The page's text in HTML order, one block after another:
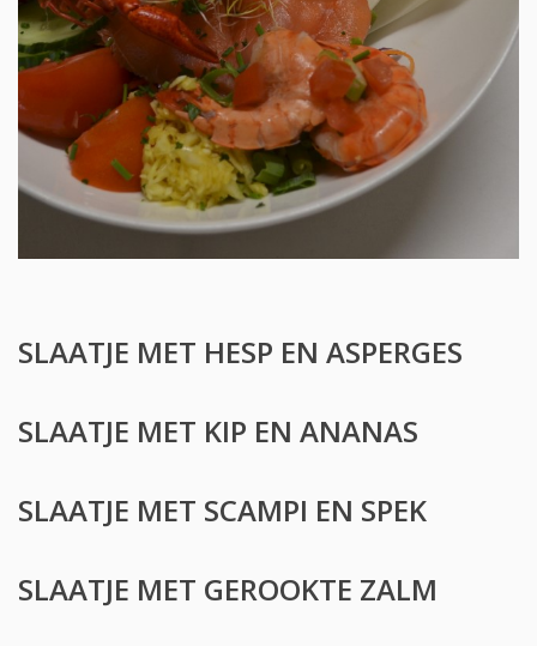
SLAATJE MET HESP EN ASPERGES
SLAATJE MET KIP EN ANANAS
SLAATJE MET SCAMPI EN SPEK
SLAATJE MET GEROOKTE ZALM